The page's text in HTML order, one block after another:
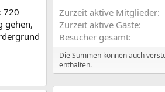
720
gehen,
Zurzeit aktive Mitglieder
Zurzeit aktive Gäste
Besucher gesamt
Die Summen können auch
enthalten.